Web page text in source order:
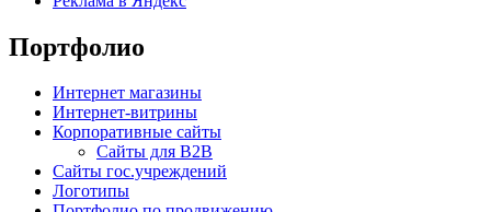
Портфолио
Интернет магазины
Интернет-витрины
Корпоративные сайты
Сайты для B2B
Сайты гос.учреждений
Логотипы